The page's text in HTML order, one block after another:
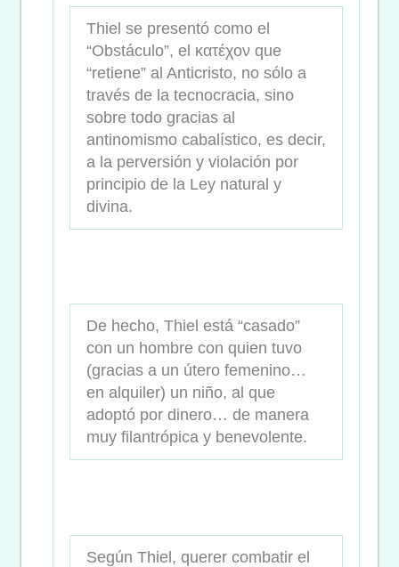
Thiel se presentó como el
“Obstáculo”, el κατέχον que
“retiene” al Anticristo, no sólo a
través de la tecnocracia, sino
sobre todo gracias al
antinomismo cabalístico, es decir,
a la perversión y violación por
principio de la Ley natural y
divina.
De hecho, Thiel está “casado”
con un hombre con quien tuvo
(gracias a un útero femenino…
en alquiler) un niño, al que
adoptó por dinero… de manera
muy filantrópica y benevolente.
Según Thiel, querer combatir el